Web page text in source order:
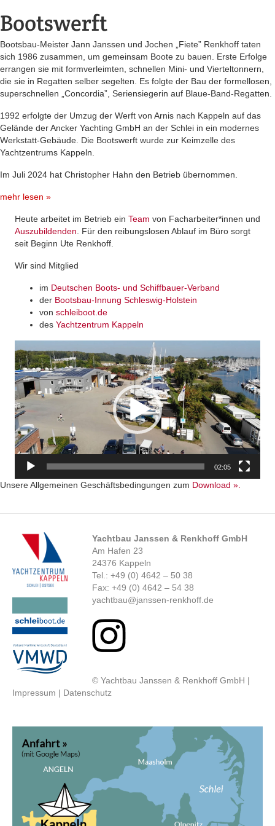
Bootswerft
Bootsbau-Meister Jann Janssen und Jochen „Fiete” Renkhoff taten
sich 1986 zusammen, um gemeinsam Boote zu bauen. Erste Erfolge
errangen sie mit formverleimten, schnellen Mini- und Vierteltonnern,
die sie in Regatten selber segelten. Es folgte der Bau der formellosen,
superschnellen „Concordia”, Seriensiegerin auf Blaue-Band-Regatten.
1992 erfolgte der Umzug der Werft von Arnis nach Kappeln auf das
Gelände der Ancker Yachting GmbH an der Schlei in ein modernes
Werkstatt-Gebäude. Die Bootswerft wurde zur Keimzelle des
Yachtzentrums Kappeln.
Im Juli 2024 hat Christopher Hahn den Betrieb übernommen.
mehr lesen »
Heute arbeitet im Betrieb ein Team von Facharbeiter*innen und
Auszubildenden . Für den reibungslosen Ablauf im Büro sorgt
seit Beginn Ute Renkhoff.
Wir sind Mitglied
im Deutschen Boots- und Schiffbauer-Verband
der Bootsbau-Innung Schleswig-Holstein
von schleiboot.de
des Yachtzentrum Kappeln
Player
02:05
Unsere Allgemeinen Geschäftsbedingungen zum Download ».
Yachtbau Janssen & Renkhoff GmbH
Am Hafen 23
24376 Kappeln
Tel.: +49 (0) 4642 – 50 38
Fax: +49 (0) 4642 – 54 38
yachtbau@janssen-renkhoff.de
© Yachtbau Janssen & Renkhoff GmbH |
Impressum | Datenschutz